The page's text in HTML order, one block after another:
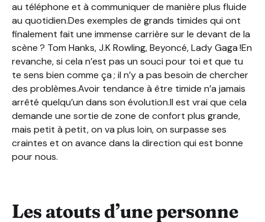
au téléphone et à communiquer de manière plus fluide
au quotidien.Des exemples de grands timides qui ont
finalement fait une immense carrière sur le devant de la
scène ? Tom Hanks, J.K Rowling, Beyoncé, Lady Gaga !En
revanche, si cela n’est pas un souci pour toi et que tu
te sens bien comme ça ; il n’y a pas besoin de chercher
des problèmes.Avoir tendance à être timide n’a jamais
arrêté quelqu’un dans son évolution.Il est vrai que cela
demande une sortie de zone de confort plus grande,
mais petit à petit, on va plus loin, on surpasse ses
craintes et on avance dans la direction qui est bonne
pour nous.
Les atouts d’une personne